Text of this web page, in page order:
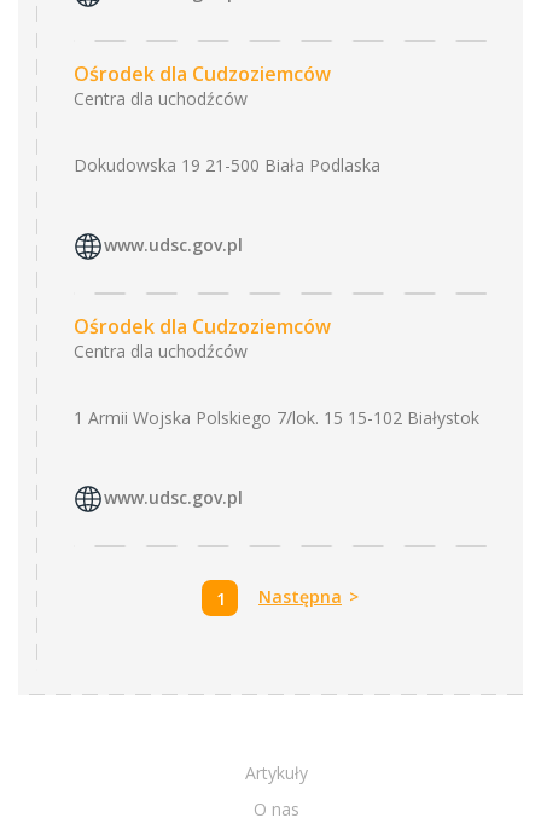
Ośrodek dla Cudzoziemców
Centra dla uchodźców
Dokudowska 19 21-500 Biała Podlaska
www.udsc.gov.pl
Ośrodek dla Cudzoziemców
Centra dla uchodźców
1 Armii Wojska Polskiego 7/lok. 15 15-102 Białystok
www.udsc.gov.pl
1 Następna >
Artykuły
O nas